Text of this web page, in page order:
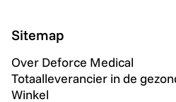
Sitemap
Over Deforce Medical
Totaalleverancier in de
Winkel